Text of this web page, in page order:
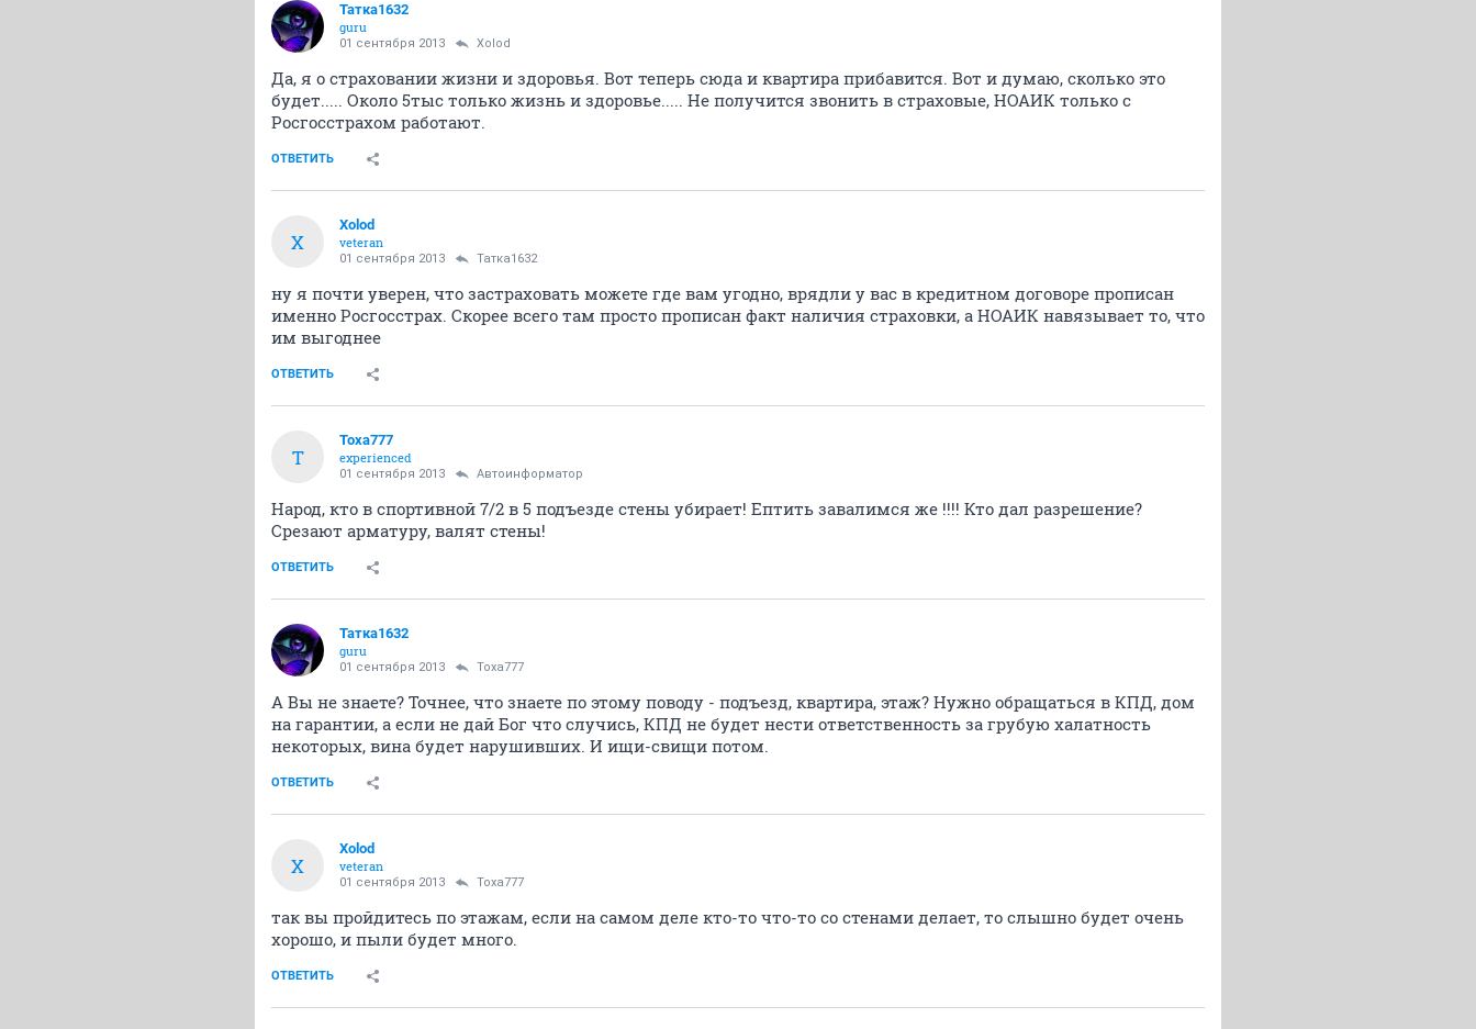
Татка1632
guru
01 сентября 2013 Xolod
Да, я о страховании жизни и здоровья. Вот теперь сюда и квартира прибавится. Вот и думаю, сколько это
будет..... Около 5тыс только жизнь и здоровье..... Не получится звонить в страховые, НОАИК только с
Росгосстрахом работают.
ОТВЕТИТЬ
X
Xolod
veteran
01 сентября 2013 Татка1632
ну я почти уверен, что застраховать можете где вам угодно, врядли у вас в кредитном договоре прописан
именно Росгосстрах. Скорее всего там просто прописан факт наличия страховки, а НОАИК навязывает то, что
им выгоднее
ОТВЕТИТЬ
T
Toxa777
experienced
01 сентября 2013 Автоинформатор
Народ, кто в спортивной 7/2 в 5 подъезде стены убирает! Ептить завалимся же !!!! Кто дал разрешение?
Срезают арматуру, валят стены!
ОТВЕТИТЬ
Татка1632
guru
01 сентября 2013 Toxa777
А Вы не знаете? Точнее, что знаете по этому поводу - подъезд, квартира, этаж? Нужно обращаться в КПД, дом
на гарантии, а если не дай Бог что случись, КПД не будет нести ответственность за грубую халатность
некоторых, вина будет нарушивших. И ищи-свищи потом.
ОТВЕТИТЬ
X
Xolod
veteran
01 сентября 2013 Toxa777
так вы пройдитесь по этажам, если на самом деле кто-то что-то со стенами делает, то слышно будет очень
хорошо, и пыли будет много.
ОТВЕТИТЬ